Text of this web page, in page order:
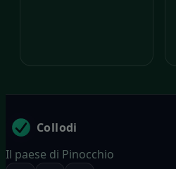
Collodi
Il paese di Pinocchio